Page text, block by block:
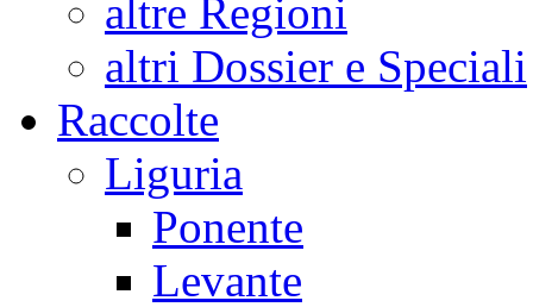
altre Regioni
altri Dossier e Speciali
Raccolte
Liguria
Ponente
Levante